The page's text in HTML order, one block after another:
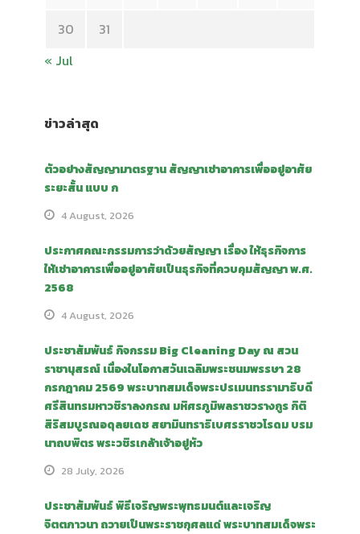
30
31
« Jul
ข่าวล่าสุด
ตัวอย่างสัญญามาตรฐาน สัญญาเช่าอาคารเพื่ออยู่อาศัย
ระยะสั้น แบบ ก
4 August, 2026
ประกาศคณะกรรมการว่าด้วยสัญญา เรื่อง ให้ธุรกิจการ
ให้เช่าอาคารเพื่ออยู่อาศัยเป็นธุรกิจที่ควบคุมสัญญา พ.ศ.
2568
4 August, 2026
ประชาสัมพันธ์ กิจกรรม Big Cleaning Day ณ สวน
ราชานุสรณ์ เนื่องในโอกาสวันเฉลิมพระชนมพรรษา 28
กรกฎาคม 2569 พระบาทสมเด็จพระปรเมนทรรามาธิบดี
ศรีสินทรมหาวชิราลงกรณ มหิศรภูมิพลราชวรางกูร กิติ
สิริสมบูรณอดุลยเดช สยามินทราธิเบศรราชวโรดม บรม
นาถบพิตร พระวชิรเกล้าเจ้าอยู่หัว
28 July, 2026
ประชาสัมพันธ์ พิธีเจริญพระพุทธมนต์และเจริญ
จิตตภาวนา ถวายเป็นพระราชกุศลแด่ พระบาทสมเด็จพระ